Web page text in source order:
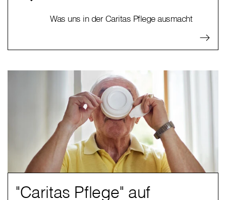
Was uns in der Caritas Pflege ausmacht
"Caritas Pflege" auf